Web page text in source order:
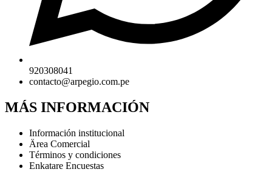
920308041
contacto@arpegio.com.pe
MÁS INFORMACIÓN
Información institucional
Ärea Comercial
Términos y condiciones
Enkatare Encuestas